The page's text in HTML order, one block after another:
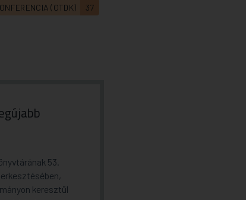
(OTDK)
37
53.
keresztül